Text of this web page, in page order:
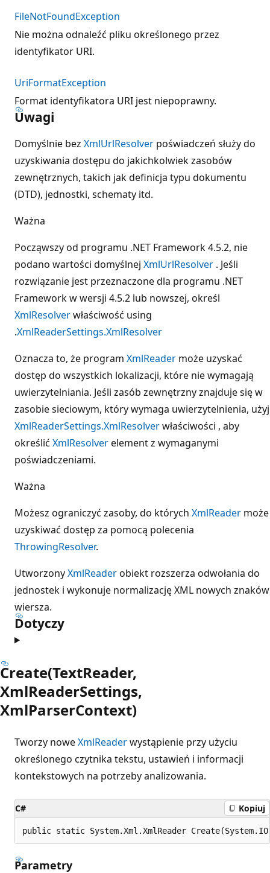
FileNotFoundException
Nie można odnaleźć pliku określonego przez
identyfikator URI.
UriFormatException
Format identyfikatora URI jest niepoprawny.
Uwagi
Domyślnie bez XmlUrlResolver poświadczeń służy do
uzyskiwania dostępu do jakichkolwiek zasobów
zewnętrznych, takich jak definicja typu dokumentu
(DTD), jednostki, schematy itd.
Ważna
Począwszy od programu .NET Framework 4.5.2, nie
podano wartości domyślnej XmlUrlResolver . Jeśli
rozwiązanie jest przeznaczone dla programu .NET
Framework w wersji 4.5.2 lub nowszej, określ
XmlResolverwłaściwość using
.XmlReaderSettings.XmlResolver
Oznacza to, że program XmlReader może uzyskać
dostęp do wszystkich lokalizacji, które nie wymagają
uwierzytelniania. Jeśli zasób zewnętrzny znajduje się w
zasobie sieciowym, który wymaga uwierzytelnienia, użyj
XmlReaderSettings.XmlResolverwłaściwości , aby
określić XmlResolverelement z wymaganymi
poświadczeniami.
Ważna
Możesz ograniczyć zasoby, do których XmlReader może
uzyskiwać dostęp za pomocą polecenia
ThrowingResolver.
UtworzonyXmlReaderobiekt rozszerza odwołania do
jednostek i wykonuje normalizację XML nowych znaków
wiersza.
Dotyczy
Create(TextReader,
XmlReaderSettings,
XmlParserContext)
Tworzy noweXmlReaderwystąpienie przy użyciu
określonego czytnika tekstu, ustawień i informacji
kontekstowych na potrzeby analizowania.
C# Kopiuj
public static System.Xml.XmlReader
Parametry